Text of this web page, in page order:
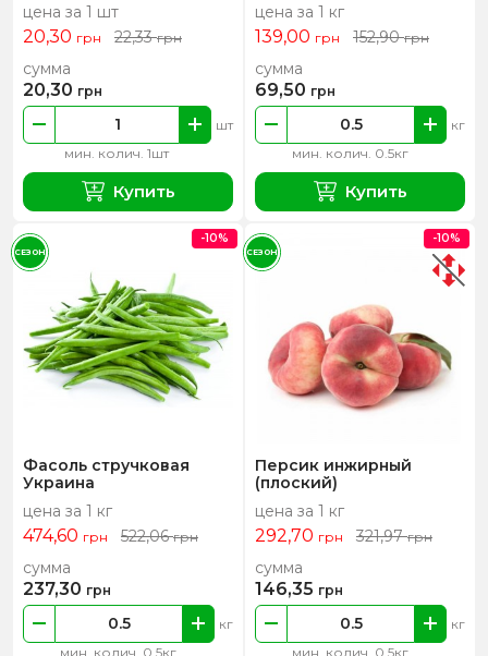
цена за 1 шт
20,30 грн 22,33грн
мин. колич. 1шт
шт
сумма
20,30 грн
Купить
цена за 1 кг
139,00 грн 152,90грн
мин. колич. 0.5кг
кг
сумма
69,50 грн
Купить
Фасоль стручковая
Украина
цена за 1 кг
474,60 грн 522,06грн
мин. колич. 0.5кг
кг
сумма
237,30 грн
-10%
СЕЗОН
Персик инжирный
(плоский)
цена за 1 кг
292,70 грн 321,97грн
мин. колич. 0.5кг
кг
сумма
146,35 грн
-10%
СЕЗОН